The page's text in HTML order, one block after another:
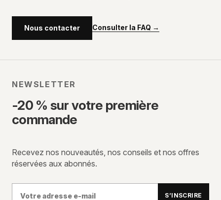
Nous contacter Consulter la FAQ →
NEWSLETTER
-20 % sur votre première
commande
Recevez nos nouveautés, nos conseils et nos offres
réservées aux abonnés.
S’INSCRIRE